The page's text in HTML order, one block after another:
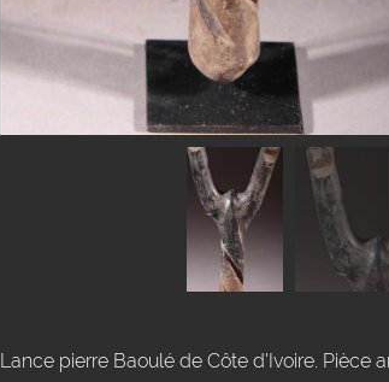
Lance pierre Baoulé de Côte d'Ivoire. Pièce